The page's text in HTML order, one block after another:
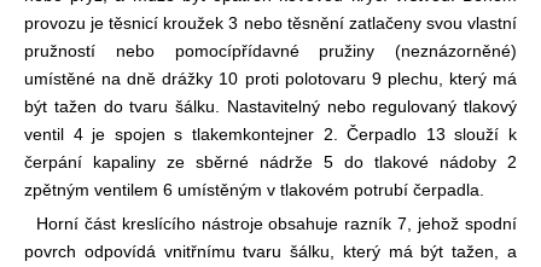
provozu je těsnicí kroužek 3 nebo těsnění zatlačeny svou vlastní
pružností nebo pomocípřídavné pružiny (neznázorněné)
umístěné na dně drážky 10 proti polotovaru 9 plechu, který má
být tažen do tvaru šálku. Nastavitelný nebo regulovaný tlakový
ventil 4 je spojen s tlakemkontejner 2. Čerpadlo 13 slouží k
čerpání kapaliny ze sběrné nádrže 5 do tlakové nádoby 2
zpětným ventilem 6 umístěným v tlakovém potrubí čerpadla.
Horní část kreslícího nástroje obsahuje razník 7, jehož spodní
povrch odpovídá vnitřnímu tvaru šálku, který má být tažen, a